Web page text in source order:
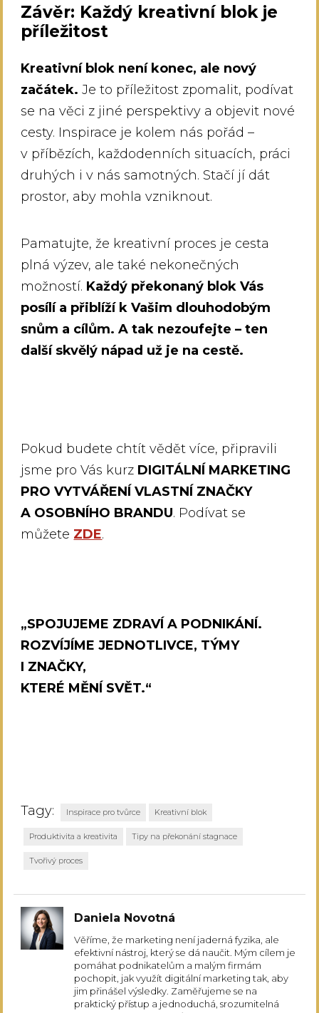
Závěr: Každý kreativní blok je
příležitost
Kreativní blok není konec, ale nový
začátek. Je to příležitost zpomalit, podívat
se na věci z jiné perspektivy a objevit nové
cesty. Inspirace je kolem nás pořád –
v příbězích, každodenních situacích, práci
druhých i v nás samotných. Stačí jí dát
prostor, aby mohla vzniknout.
Pamatujte, že kreativní proces je cesta
plná výzev, ale také nekonečných
možností. Každý překonaný blok Vás
posílí a přiblíží k Vašim dlouhodobým
snům a cílům. A tak nezoufejte – ten
další skvělý nápad už je na cestě.
Pokud budete chtít vědět více, připravili
jsme pro Vás kurz DIGITÁLNÍ MARKETING
PRO VYTVÁŘENÍ VLASTNÍ ZNAČKY
A OSOBNÍHO BRANDU. Podívat se
můžete ZDE.
„SPOJUJEME ZDRAVÍ A PODNIKÁNÍ.
ROZVÍJÍME JEDNOTLIVCE, TÝMY
I ZNAČKY,
KTERÉ MĚNÍ SVĚT.“
Tagy: Inspirace pro tvůrce Kreativní blok
Produktivita a kreativita Tipy na překonání stagnace
Tvořivý proces
Daniela Novotná
Věříme, že marketing není jaderná fyzika, ale
efektivní nástroj, který se dá naučit. Mým cílem je
pomáhat podnikatelům a malým firmám
pochopit, jak využít digitální marketing tak, aby
jim přinášel výsledky. Zaměřujeme se na
praktický přístup a jednoduchá, srozumitelná